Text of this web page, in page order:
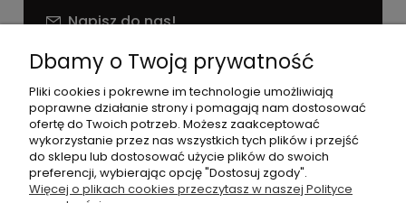
Napisz do nas!
NIP: 826 186 42 29
©2026 Wszelkie Prawa Zastrzeżone | agneess sklep
internetowy
Dbamy o Twoją prywatność
Pliki cookies i pokrewne im technologie umożliwiają
poprawne działanie strony i pomagają nam dostosować
ofertę do Twoich potrzeb. Możesz zaakceptować
wykorzystanie przez nas wszystkich tych plików i przejść
do sklepu lub dostosować użycie plików do swoich
preferencji, wybierając opcję "Dostosuj zgody".
Więcej o plikach cookies przeczytasz w naszej Polityce